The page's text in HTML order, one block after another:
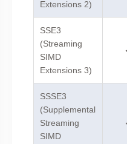
Extensions 2)
SSE3
(Streaming
SIMD
Extensions 3)
SSSE3
(Supplemental
Streaming
SIMD